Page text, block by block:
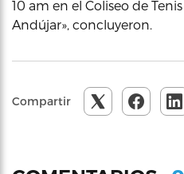
10 am en el Coliseo de
Andújar», concluyeron.
Compartir